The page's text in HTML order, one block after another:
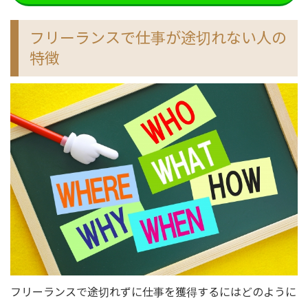
フリーランスで仕事が途切れない人の
特徴
フリーランスで途切れずに仕事を獲得するにはどのように